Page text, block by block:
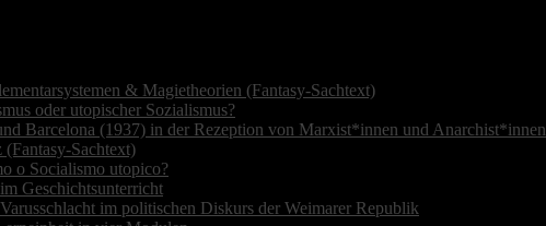
& Magietheorien (Fantasy-Sachtext)
oder utopischer Sozialismus?
Barcelona (1937) in der Rezeption von Marxist*innen und Anarchist*innen
(Fantasy-Sachtext)
o Socialismo utopico?
Geschichtsunterricht
im politischen Diskurs der Weimarer Republik